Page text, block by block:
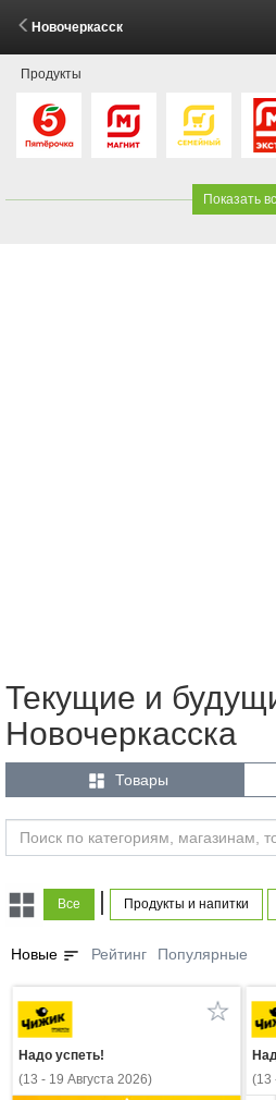
Новочеркасск
Продукты
Показать
Текущие и
Новочеркасска
 Товары
Все Продукты и напитки
Новые sort Рейтинг Популярные
Надо успеть!
(13 - 19 Августа 2026)
(13